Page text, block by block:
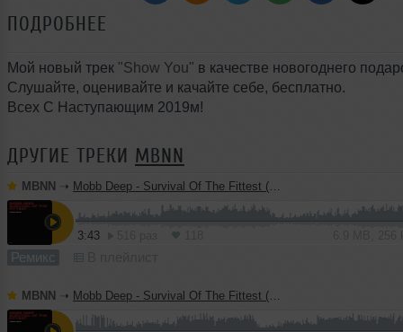
ПОДРОБНЕЕ
Мой новый трек "Show You" в качестве новогоднего
Слушайте, оценивайте и качайте себе, бесплатно.
Всех С Наступающим 2019м!
ДРУГИЕ ТРЕКИ MBNN
MBNN ➝ Mobb Deep - Survival Of The Fittest (MBNN 2026 Remix)
3:43
Ремикс
MBNN ➝ Mobb Deep - Survival Of The Fittest (MBNN Extended 2026 Remix)